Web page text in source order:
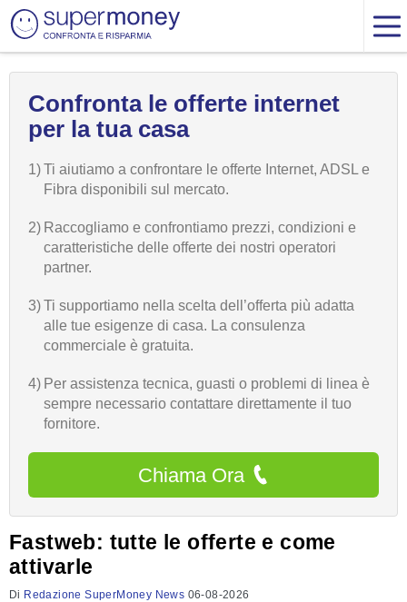
Confronta le offerte internet
per la tua casa
1)Ti aiutiamo a confrontare le offerte Internet, ADSL e
Fibra disponibili sul mercato.
2) Raccogliamo e confrontiamo prezzi, condizioni e
caratteristiche delle offerte dei nostri operatori
partner.
3)Ti supportiamo nella scelta dell’offerta più adatta
alle tue esigenze di casa. La consulenza
commerciale è gratuita.
4) Per assistenza tecnica, guasti o problemi di linea è
sempre necessario contattare direttamente il tuo
fornitore.
Chiama Ora
Fastweb: tutte le offerte e come
attivarle
Di Redazione SuperMoney News 06-08-2026